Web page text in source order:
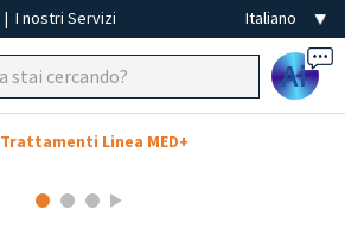
| I nostri Servizi
Ai
Trattamenti Linea MED+